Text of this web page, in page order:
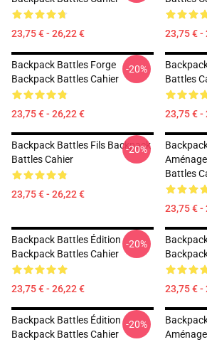
23,75 € - 26,22 € 23,75 € -
Backpack Battles Forge
Backpack Battles Cahier
23,75 € - 26,22 €
-20%
Battles
23,75 € -
Backpack Battles Fils Backpack
Battles Cahier
23,75 € - 26,22 €
-20%
Battles
23,75 € -
Backpack Battles Édition
Backpack Battles Cahier
23,75 € - 26,22 €
-20%
23,75 € -
Backpack Battles Édition
Backpack Battles Cahier
-20%